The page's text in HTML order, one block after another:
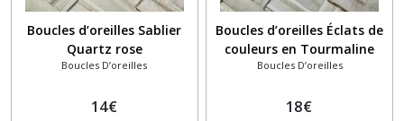
Boucles d’oreilles Sablier
Quartz rose
Boucles D’oreilles
14€
Boucles d’oreilles Éclats de
couleurs en Tourmaline
Boucles D’oreilles
18€